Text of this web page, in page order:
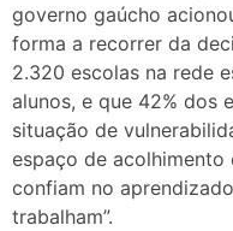
governo gaúcho
forma a recorrer da
2.320 escolas na rede
alunos, e que 42% dos
situação de
espaço de acolhimento
confiam no
trabalham”.